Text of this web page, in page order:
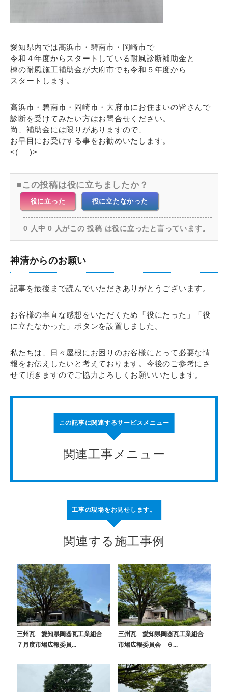
愛知県内では高浜市・碧南市・岡崎市で
令和４年度からスタートしている耐風診断補助金と
棟の耐風施工補助金が大府市でも令和５年度から
スタートします。
高浜市・碧南市・岡崎市・大府市にお住まいの皆さんで
診断を受けてみたい方はお問合せください。
尚、補助金には限りがありますので、
お早目にお受けする事をお勧めいたします。
<(_ _)>
この投稿は役に立ちましたか？
役に立った 役に立たなかった
0 人中 0 人がこの 投稿 は役に立ったと言っています。
神清からのお願い
記事を最後まで読んでいただきありがとうございます。
お客様の率直な感想をいただくため「役にたった」「役
に立たなかった」ボタンを設置しました。
私たちは、日々屋根にお困りのお客様にとって必要な情
報をお伝えしたいと考えております。今後のご参考にさ
せて頂きますのでご協力よろしくお願いいたします。
この記事に関連するサービスメニュー
関連工事メニュー
工事の現場をお見せします。
関連する施工事例
三州瓦 愛知県陶器瓦工業組合
７月度市場広報委員...
三州瓦 愛知県陶器瓦工業組合
市場広報委員会 ６...